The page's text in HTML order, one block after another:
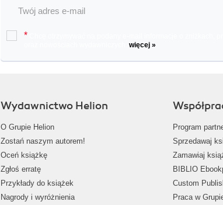
*
więcej »
Wydawnictwo Helion
O Grupie Helion
Zostań naszym autorem!
Oceń książkę
Zgłoś erratę
Przykłady do książek
Nagrody i wyróżnienia
Program
Sprzedawaj
Zamawiaj
BIBLIO
Custom
Praca w